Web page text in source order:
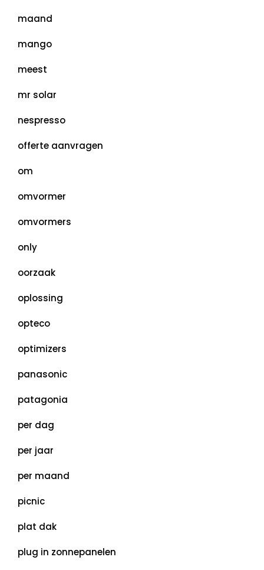
maand
mango
meest
mr solar
nespresso
offerte aanvragen
om
omvormer
omvormers
only
oorzaak
oplossing
opteco
optimizers
panasonic
patagonia
per dag
per jaar
per maand
picnic
plat dak
plug in zonnepanelen